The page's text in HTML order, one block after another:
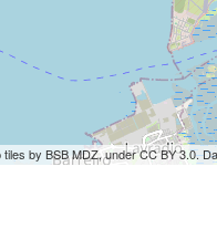
by BSB MDZ, under CC BY 3.0.